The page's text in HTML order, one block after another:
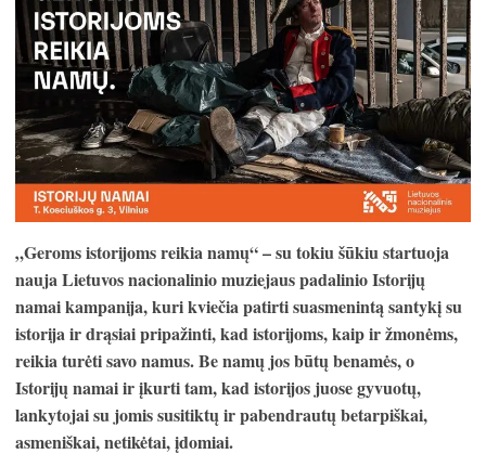
„Geroms istorijoms reikia namų“ – su tokiu šūkiu startuoja
nauja Lietuvos nacionalinio muziejaus padalinio Istorijų
namai kampanija, kuri kviečia patirti suasmenintą santykį su
istorija ir drąsiai pripažinti, kad istorijoms, kaip ir žmonėms,
reikia turėti savo namus. Be namų jos būtų benamės, o
Istorijų namai ir įkurti tam, kad istorijos juose gyvuotų,
lankytojai su jomis susitiktų ir pabendrautų betarpiškai,
asmeniškai, netikėtai, įdomiai.